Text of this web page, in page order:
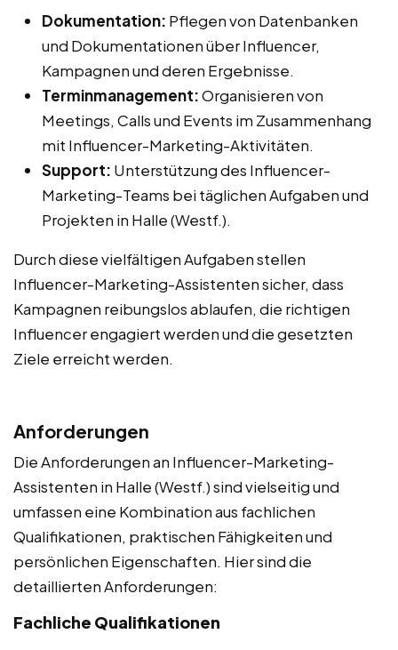
Dokumentation: Pflegen von Datenbanken
und Dokumentationen über Influencer,
Kampagnen und deren Ergebnisse.
Terminmanagement:Organisieren von
Meetings, Calls und Events im Zusammenhang
mit Influencer-Marketing-Aktivitäten.
Support: Unterstützung des Influencer-
Marketing-Teams bei täglichen Aufgaben und
Projekten in Halle (Westf.).
Durch diese vielfältigen Aufgaben stellen
Influencer-Marketing-Assistenten sicher, dass
Kampagnen reibungslos ablaufen, die richtigen
Influencer engagiert werden und die gesetzten
Ziele erreicht werden.
Anforderungen
Die Anforderungen an Influencer-Marketing-
Assistenten in Halle (Westf.) sind vielseitig und
umfassen eine Kombination aus fachlichen
Qualifikationen, praktischen Fähigkeiten und
persönlichen Eigenschaften. Hier sind die
detaillierten Anforderungen:
Fachliche Qualifikationen